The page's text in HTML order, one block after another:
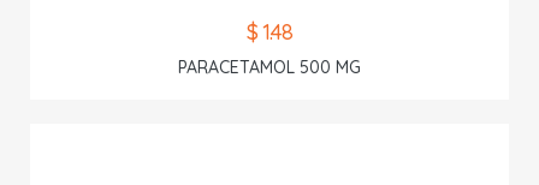
$ 1.48
PARACETAMOL 500 MG